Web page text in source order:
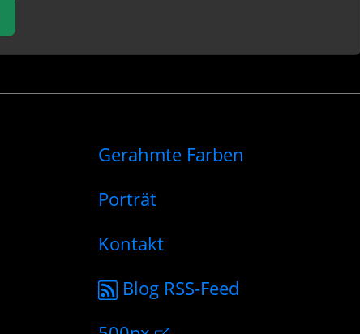
Gerahmte Farben
Porträt
Kontakt
Blog RSS-Feed